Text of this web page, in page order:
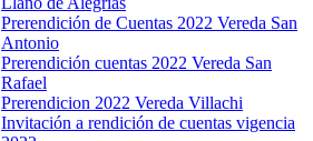
Prerendición de Cuentas 2022 Vereda San
Antonio
Prerendición cuentas 2022 Vereda San
Rafael
Prerendicion 2022 Vereda Villachi
Invitación a rendición de cuentas vigencia